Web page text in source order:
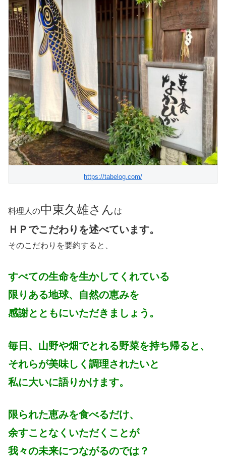
https://tabelog.com/
料理人の中東久雄さん は
ＨＰでこだわりを述べています。
そのこだわりを要約すると、
すべての生命を生かしてくれている
限りある地球、自然の恵みを
感謝とともにいただきましょう。
毎日、山野や畑でとれる野菜を持ち帰ると、
それらが美味しく調理されたいと
私に大いに語りかけます。
限られた恵みを食べるだけ、
余すことなくいただくことが
我々の未来につながるのでは？